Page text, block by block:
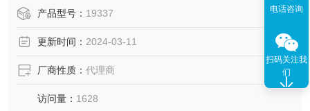
m、5yμm、 10μm规格。装有3μm填料的色谱柱比起装有5μ
产品型号： 19337
更新时间： 2024-03-11
厂商性质： 代理商
访问量： 1628
电话咨询
扫码关注我
们